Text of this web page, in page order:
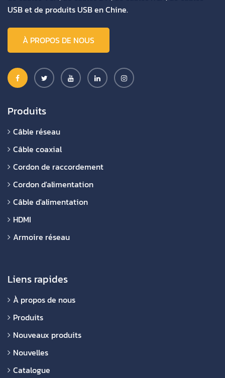
USB et de produits USB en Chine.
À PROPOS DE NOUS
Produits
Câble réseau
Câble coaxial
Cordon de raccordement
Cordon d'alimentation
Câble d'alimentation
HDMI
Armoire réseau
Liens rapides
À propos de nous
Produits
Nouveaux produits
Nouvelles
Catalogue